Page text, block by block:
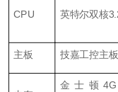
CPU 英特尔双核
主板 技嘉工控主板
金士顿4G